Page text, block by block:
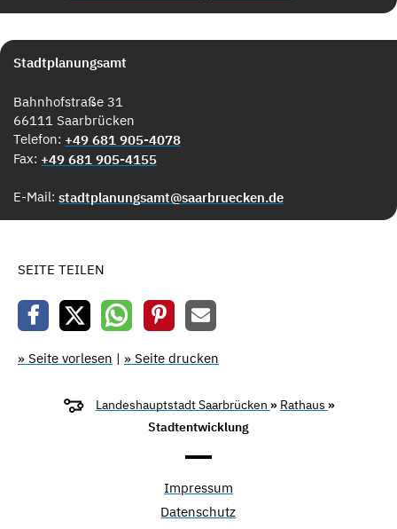
Stadtplanungsamt
Bahnhofstraße 31
66111 Saarbrücken
Telefon: +49 681 905-4078
Fax: +49 681 905-4155
E-Mail: stadtplanungsamt@saarbruecken.de
SEITE TEILEN
» Seite vorlesen | » Seite drucken
Landeshauptstadt Saarbrücken » Rathaus »
Stadtentwicklung
Impressum
Datenschutz